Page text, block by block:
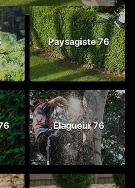
Paysagiste 76
Elagueur 76